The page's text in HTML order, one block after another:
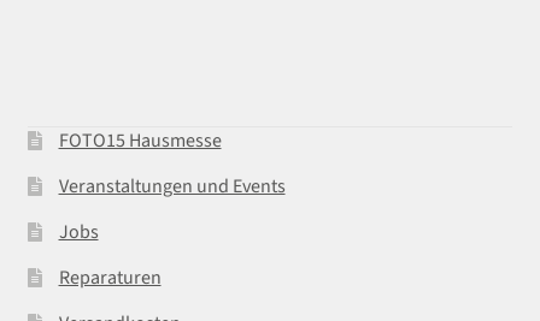
FOTO15 Hausmesse
Veranstaltungen und Events
Jobs
Reparaturen